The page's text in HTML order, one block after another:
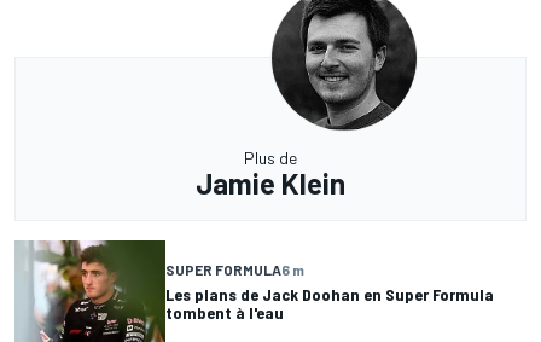
Plus de
Jamie Klein
SUPER FORMULA6 m
Les plans de Jack Doohan en Super Formula
tombent à l'eau